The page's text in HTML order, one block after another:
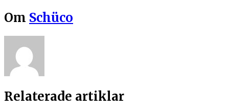
Om Schüco
Relaterade artiklar